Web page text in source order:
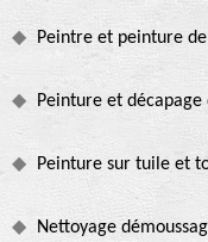
Peintre et peinture
Peinture et
Peinture sur tuile et
Nettoyage